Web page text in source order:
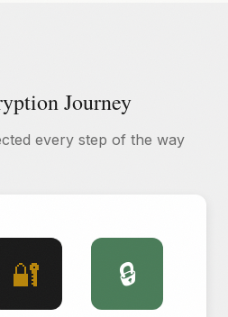
Journey
every step of the way
🔐 🔒